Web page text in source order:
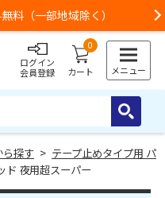
料（一部地域除く）
ログイン
会員登録
0
カート メニュー
ら探す > テープ止めタイプ用 パ
ド 夜用超スーパー